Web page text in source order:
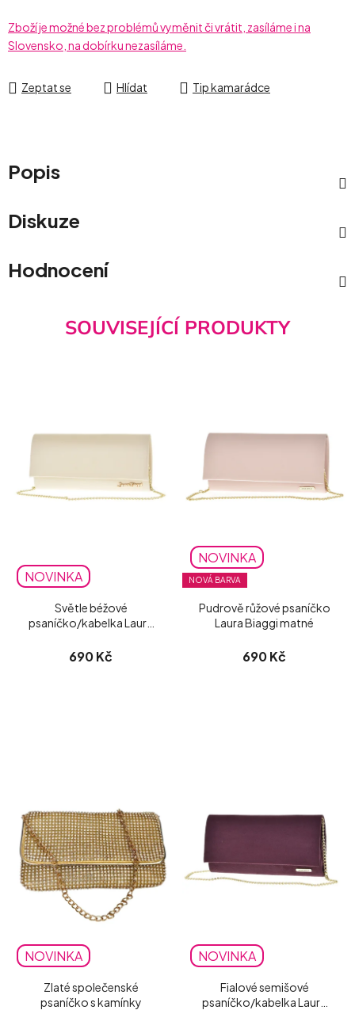
Zboží je možné bez problémů vyměnit či vrátit, zasíláme i na
Slovensko, na dobírku nezasíláme.
Zeptat se Hlídat Tip kamarádce
Popis
Diskuze
Hodnocení
SOUVISEJÍCÍ PRODUKTY
NOVINKA
Světle béžové
psaníčko/kabelka Laura
690 Kč
NOVINKA
NOVÁ BARVA
Pudrově růžové psaníčko
Laura Biaggi matné
690 Kč
NOVINKA
Zlaté společenské
psaníčko s kamínky
NOVINKA
Fialové semišové
psaníčko/kabelka Laura